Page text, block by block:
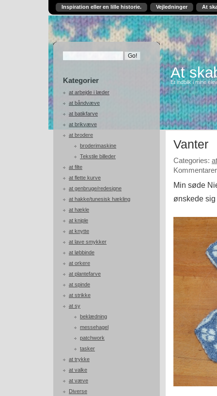
Inspiration eller en lille historie. Vejledninger At
Kategorier
at arbejde i læder
at båndvæve
at batikfarve
at brikvæve
at brodere
broderimaskine
Tekstile billeder
at filte
at flette kurve
at genbruge/redesigne
at hakke/tunesisk hækling
at hækle
at kniple
at knytte
at lave smykker
at løbbinde
at orkere
at plantefarve
at spinde
at strikke
at sy
beklædning
messehagel
patchwork
tasker
at trykke
at valke
at væve
Diverse
At
Et indblik i mine
Vanter
Categories:
Min søde
ønskede sig